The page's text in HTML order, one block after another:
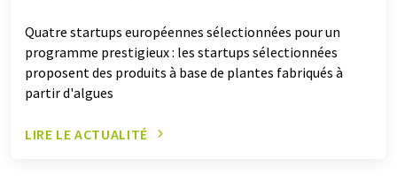
Quatre startups européennes sélectionnées pour un
programme prestigieux : les startups sélectionnées
proposent des produits à base de plantes fabriqués à
partir d'algues
LIRE LE ACTUALITÉ